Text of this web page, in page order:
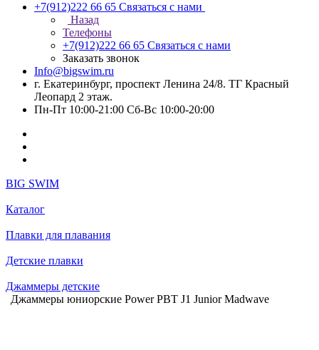
+7(912)222 66 65 Связаться с нами
Назад
Телефоны
+7(912)222 66 65 Связаться с нами
Заказать звонок
Info@bigswim.ru
г. Екатеринбург, проспект Ленина 24/8. ТГ Красный
Леопард 2 этаж.
Пн-Пт 10:00-21:00 Сб-Вс 10:00-20:00
BIG SWIM
Каталог
Плавки для плавания
Детские плавки
Джаммеры детские
Джаммеры юниорские Power PBT J1 Junior Madwave